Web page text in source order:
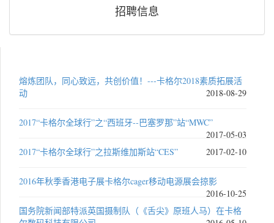
招聘信息
熔炼团队，同心致远，共创价值！---卡格尔2018素质拓展活
动
2018-08-29
2017“卡格尔全球行”之“西班牙--巴塞罗那”站“MWC”
2017-05-03
2017“卡格尔全球行”之拉斯维加斯站“CES”
2017-02-10
2016年秋季香港电子展卡格尔cager移动电源展会掠影
2016-10-25
国务院新闻部特派英国摄制队（《舌尖》原班人马）在卡格